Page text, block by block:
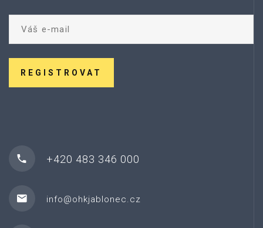
REGISTROVAT
+420 483 346 000
info@ohkjablonec.cz